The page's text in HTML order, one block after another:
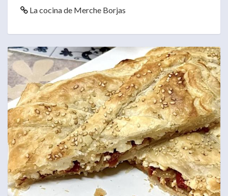
La cocina de Merche Borjas